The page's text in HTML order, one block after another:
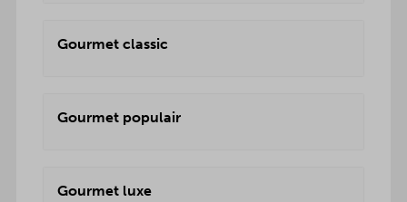
Gourmet classic
Gourmet populair
Gourmet luxe